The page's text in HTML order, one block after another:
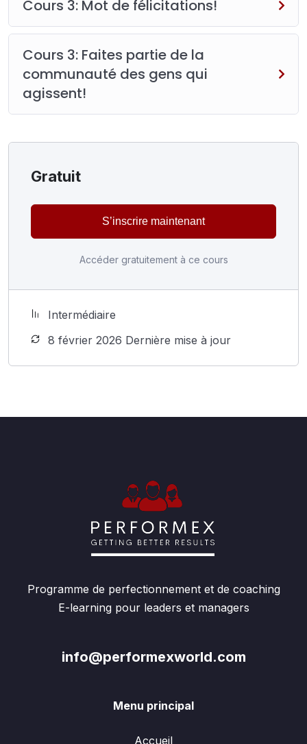
Cours 3: Mot de félicitations!
Cours 3: Faites partie de la
communauté des gens qui
agissent!
Gratuit
S’inscrire maintenant
Accéder gratuitement à ce cours
Intermédiaire
8 février 2026 Dernière mise à jour
Programme de perfectionnement et de coaching
E-learning pour leaders et managers
info@performexworld.com
Menu principal
Accueil